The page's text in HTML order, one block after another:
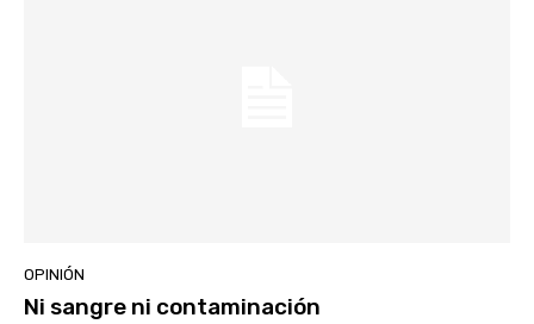
OPINIÓN
Ni sangre ni contaminación